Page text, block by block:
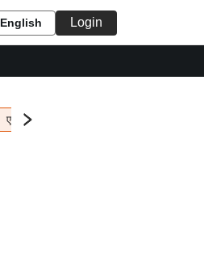
English Login
एचबीएसई 12वीं का रिजल्ट लाइव